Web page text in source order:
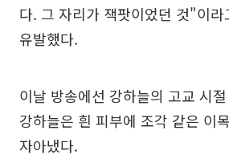
다. 그 자리가 잭팟이었던 것"이
유발했다.
이날 방송에선 강하늘의 고교 시
강하늘은 흰 피부에 조각 같은 이
자아냈다.